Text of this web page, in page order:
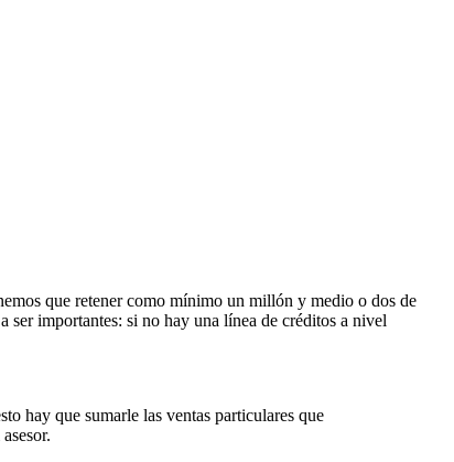
que retener como mínimo un millón y medio o dos de
importantes: si no hay una línea de créditos a nivel
hay que sumarle las ventas particulares que